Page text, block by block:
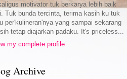
motivator tuk berkarya lebih baik
Tuk bunda tercinta, terima kasih ku tuk
per'kulineran'nya yang sampai sekarang
tetap diajarkan padaku. It's priceless...
my complete profile
Archive